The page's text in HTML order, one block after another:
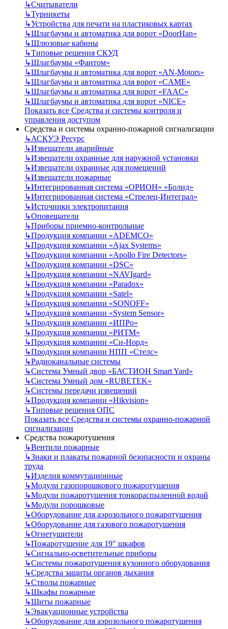
↳Считыватели
↳Турникеты
↳Устройства для печати на пластиковых картах
↳Шлагбаумы и автоматика для ворот «DoorHan»
↳Шлюзовые кабины
↳Типовые решения СКУД
↳Шлагбаумы «Фантом»
↳Шлагбаумы и автоматика для ворот «AN-Motors»
↳Шлагбаумы и автоматика для ворот «CAME»
↳Шлагбаумы и автоматика для ворот «FAAC»
↳Шлагбаумы и автоматика для ворот «NICE»
Показать все Средства и системы контроля и
управления доступом
Средства и системы охранно-пожарной сигнализации
↳АСКУЭ Ресурс
↳Извещатели аварийные
↳Извещатели охранные для наружной установки
↳Извещатели охранные для помещений
↳Извещатели пожарные
↳Интегрированная система «ОРИОН» «Болид»
↳Интегрированная система «Стрелец-Интеграл»
↳Источники электропитания
↳Оповещатели
↳Приборы приемно-контрольные
↳Продукция компании «ADEMCO»
↳Продукция компании «Ajax Systems»
↳Продукция компании «Apollo Fire Detectors»
↳Продукция компании «DSC»
↳Продукция компании «NAVIgard»
↳Продукция компании «Paradox»
↳Продукция компании «Satel»
↳Продукция компании «SONOFF»
↳Продукция компании «System Sensor»
↳Продукция компании «ИПРо»
↳Продукция компании «РИТМ»
↳Продукция компании «Си-Норд»
↳Продукция компании НПП «Стелс»
↳Радиоканальные системы
↳Система Умный двор «БАСТИОН Smart Yard»
↳Система Умный дом «RUBETEK»
↳Системы передачи извещений
↳Продукция компании «Hikvision»
↳Типовые решения ОПС
Показать все Средства и системы охранно-пожарной
сигнализации
Средства пожаротушения
↳Вентили пожарные
↳Знаки и плакаты пожарной безопасности и охраны
труда
↳Изделия коммутационные
↳Модули газопорошкового пожаротушения
↳Модули пожаротушения тонкораспыленной водой
↳Модули порошковые
↳Оборудование для аэрозольного пожаротушения
↳Оборудование для газового пожаротушения
↳Огнетушители
↳Пожаротушение для 19" шкафов
↳Сигнально-осветительные приборы
↳Системы пожаротушения кухонного оборудования
↳Средства защиты органов дыхания
↳Стволы пожарные
↳Шкафы пожарные
↳Щиты пожарные
↳Эвакуационные устройства
↳Оборудование для аэрозольного пожаротушения